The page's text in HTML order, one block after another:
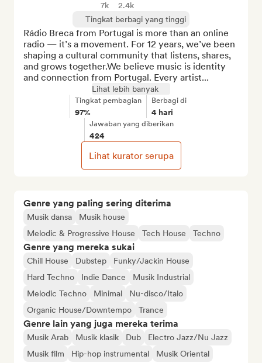
Genre yang paling sering diterima
Musik dansa
Musik house
Melodic & Progressive House
Tech House Techno
Genre yang mereka sukai
Chill House Dubstep
Funky/Jackin House
Hard Techno
Indie Dance
Musik Industrial
Melodic Techno
Minimal
Nu-disco/Italo
Organic House/Downtempo
Trance
Genre lain yang juga mereka terima
Musik Arab Musik klasik Dub
Electro Jazz/Nu Jazz
Musik film
Hip-hop instrumental Musik Oriental
7k
2.4k
Tingkat berbagi yang tinggi
Rádio Breca from Portugal is more than an online
radio — it’s a movement. For 12 years, we’ve been
shaping a cultural community that listens, shares,
and grows together.We believe music is identity
and connection from Portugal. Every artist...
Lihat lebih banyak
Tingkat pembagian
97%
Berbagi di
4 hari
Jawaban yang diberikan
424
Lihat kurator serupa